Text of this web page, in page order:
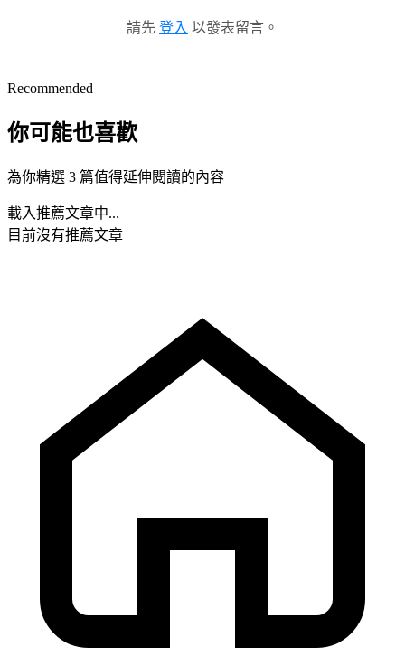
請先 登入 以發表留言。
Recommended
你可能也喜歡
為你精選 3 篇值得延伸閱讀的內容
載入推薦文章中...
目前沒有推薦文章